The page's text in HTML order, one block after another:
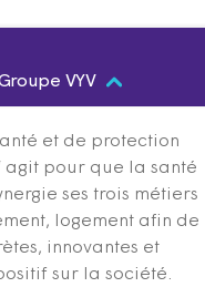
VYV
et de protection
agit pour que la santé
ses trois métiers
logement afin de
innovantes et
sur la société.